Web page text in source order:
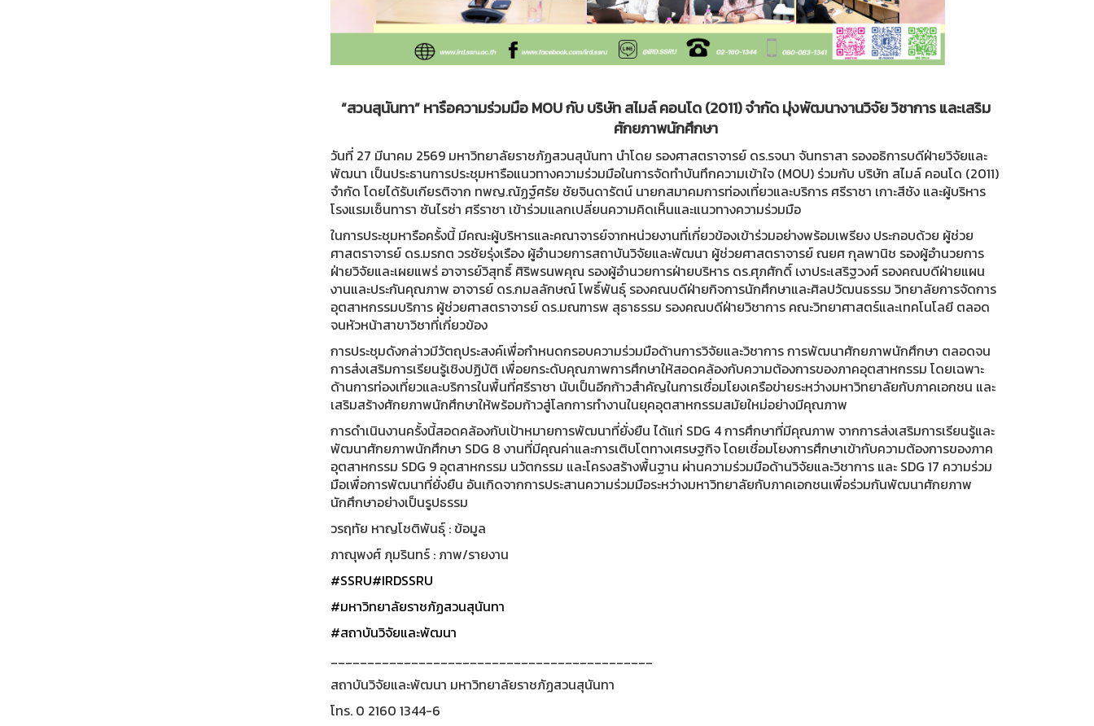
“สวนสุนันทา” หารือความร่วมมือ MOU กับ บริษัท สไมล์ คอนโด (2011) จำกัด มุ่งพัฒนางานวิจัย วิชาการ และเสริม
ศักยภาพนักศึกษา
วันที่ 27 มีนาคม 2569 มหาวิทยาลัยราชภัฏสวนสุนันทา นำโดย รองศาสตราจารย์ ดร.รจนา จันทราสา รองอธิการบดีฝ่ายวิจัยและ
พัฒนา เป็นประธานการประชุมหารือแนวทางความร่วมมือในการจัดทำบันทึกความเข้าใจ (MOU) ร่วมกับ บริษัท สไมล์ คอนโด (2011)
จำกัด โดยได้รับเกียรติจาก ทพญ.ณัฏฐ์ศรัย ชัยจินดารัตน์ นายกสมาคมการท่องเที่ยวและบริการ ศรีราชา เกาะสีชัง และผู้บริหาร
โรงแรมเซ็นทารา ซันไรซ่า ศรีราชา เข้าร่วมแลกเปลี่ยนความคิดเห็นและแนวทางความร่วมมือ
ในการประชุมหารือครั้งนี้ มีคณะผู้บริหารและคณาจารย์จากหน่วยงานที่เกี่ยวข้องเข้าร่วมอย่างพร้อมเพรียง ประกอบด้วย ผู้ช่วย
ศาสตราจารย์ ดร.มรกต วรชัยรุ่งเรือง ผู้อำนวยการสถาบันวิจัยและพัฒนา ผู้ช่วยศาสตราจารย์ ณยศ กุลพานิช รองผู้อำนวยการ
ฝ่ายวิจัยและเผยแพร่ อาจารย์วิสุทธิ์ ศิริพรนพคุณ รองผู้อำนวยการฝ่ายบริหาร ดร.ศุภศักดิ์ เงาประเสริฐวงศ์ รองคณบดีฝ่ายแผน
งานและประกันคุณภาพ อาจารย์ ดร.กมลลักษณ์ โพธิ์พันธุ์ รองคณบดีฝ่ายกิจการนักศึกษาและศิลปวัฒนธรรม วิทยาลัยการจัดการ
อุตสาหกรรมบริการ ผู้ช่วยศาสตราจารย์ ดร.มณฑารพ สุธาธรรม รองคณบดีฝ่ายวิชาการ คณะวิทยาศาสตร์และเทคโนโลยี ตลอด
จนหัวหน้าสาขาวิชาที่เกี่ยวข้อง
การประชุมดังกล่าวมีวัตถุประสงค์เพื่อกำหนดกรอบความร่วมมือด้านการวิจัยและวิชาการ การพัฒนาศักยภาพนักศึกษา ตลอดจน
การส่งเสริมการเรียนรู้เชิงปฏิบัติ เพื่อยกระดับคุณภาพการศึกษาให้สอดคล้องกับความต้องการของภาคอุตสาหกรรม โดยเฉพาะ
ด้านการท่องเที่ยวและบริการในพื้นที่ศรีราชา นับเป็นอีกก้าวสำคัญในการเชื่อมโยงเครือข่ายระหว่างมหาวิทยาลัยกับภาคเอกชน และ
เสริมสร้างศักยภาพนักศึกษาให้พร้อมก้าวสู่โลกการทำงานในยุคอุตสาหกรรมสมัยใหม่อย่างมีคุณภาพ
การดำเนินงานครั้งนี้สอดคล้องกับเป้าหมายการพัฒนาที่ยั่งยืน ได้แก่ SDG 4 การศึกษาที่มีคุณภาพ จากการส่งเสริมการเรียนรู้และ
พัฒนาศักยภาพนักศึกษา SDG 8 งานที่มีคุณค่าและการเติบโตทางเศรษฐกิจ โดยเชื่อมโยงการศึกษาเข้ากับความต้องการของภาค
อุตสาหกรรม SDG 9 อุตสาหกรรม นวัตกรรม และโครงสร้างพื้นฐาน ผ่านความร่วมมือด้านวิจัยและวิชาการ และ SDG 17 ความร่วม
มือเพื่อการพัฒนาที่ยั่งยืน อันเกิดจากการประสานความร่วมมือระหว่างมหาวิทยาลัยกับภาคเอกชนเพื่อร่วมกันพัฒนาศักยภาพ
นักศึกษาอย่างเป็นรูปธรรม
วรฤทัย หาญโชติพันธุ์ : ข้อมูล
ภาณุพงศ์ ภุมรินทร์ : ภาพ/รายงาน
#SSRU#IRDSSRU
#มหาวิทยาลัยราชภัฏสวนสุนันทา
#สถาบันวิจัยและพัฒนา
____________________________________________
สถาบันวิจัยและพัฒนา มหาวิทยาลัยราชภัฏสวนสุนันทา
โทร. 0 2160 1344-6